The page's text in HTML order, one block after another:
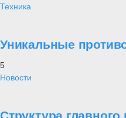
Техника
Уникальные
5
Новости
Структура